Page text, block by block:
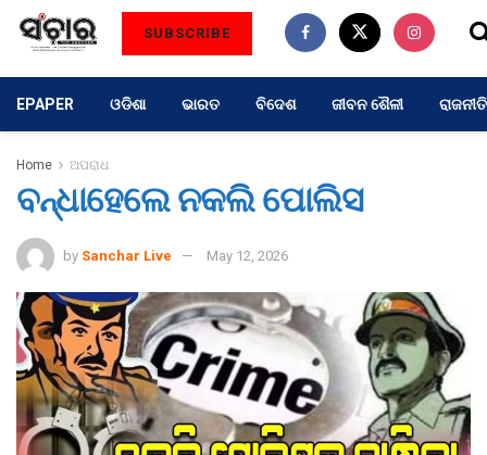
SUBSCRIBE
EPAPER ଓଡିଶା ଭାରତ ବିଦେଶ ଜୀବନ ଶୈଳୀ ରାଜନୀତି
Home ଅପରାଧ
ବନ୍ଧାହେଲେ ନକଲି ପୋଲିସ
by Sanchar Live May 12, 2026